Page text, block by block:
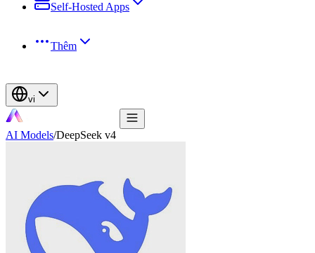
Self-Hosted Apps
Thêm
vi
AI Models/DeepSeek v4